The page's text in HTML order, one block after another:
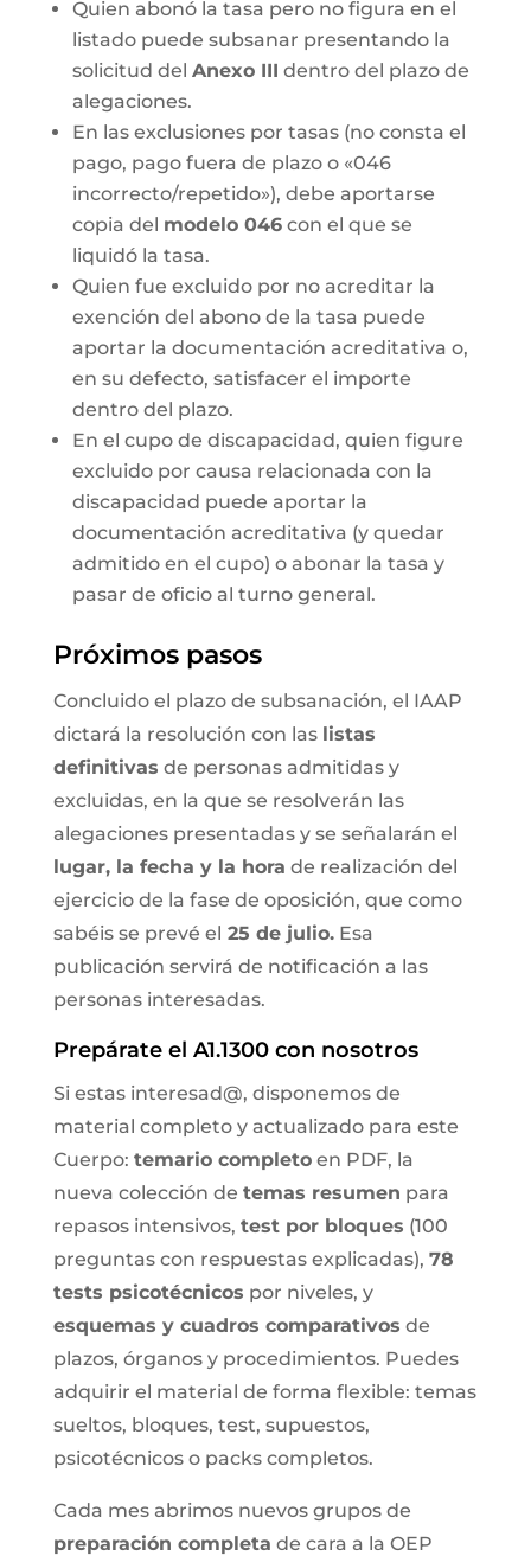
Quien abonó la tasa pero no figura en el
listado puede subsanar presentando la
solicitud del Anexo III dentro del plazo de
alegaciones.
En las exclusiones por tasas (no consta el
pago, pago fuera de plazo o «046
incorrecto/repetido»), debe aportarse
copia del modelo 046con el que se
liquidó la tasa.
Quien fue excluido por no acreditar la
exención del abono de la tasa puede
aportar la documentación acreditativa o,
en su defecto, satisfacer el importe
dentro del plazo.
En el cupo de discapacidad, quien figure
excluido por causa relacionada con la
discapacidad puede aportar la
documentación acreditativa (y quedar
admitido en el cupo) o abonar la tasa y
pasar de oficio al turno general.
Próximos pasos
Concluido el plazo de subsanación, el IAAP
dictará la resolución con las listas
definitivas de personas admitidas y
excluidas, en la que se resolverán las
alegaciones presentadas y se señalarán el
lugar, la fecha y la hora de realización del
ejercicio de la fase de oposición, que como
sabéis se prevé el 25 de julio.Esa
publicación servirá de notificación a las
personas interesadas.
Prepárate el A1.1300 con nosotros
Si estas interesad@, disponemos de
material completo y actualizado para este
Cuerpo: temario completoen PDF, la
nueva colección de temas resumen para
repasos intensivos, test por bloques (100
preguntas con respuestas explicadas), 78
tests psicotécnicos por niveles, y
esquemas y cuadros comparativos de
plazos, órganos y procedimientos. Puedes
adquirir el material de forma flexible: temas
sueltos, bloques, test, supuestos,
psicotécnicos o packs completos.
Cada mes abrimos nuevos grupos de
preparación completa de cara a la OEP